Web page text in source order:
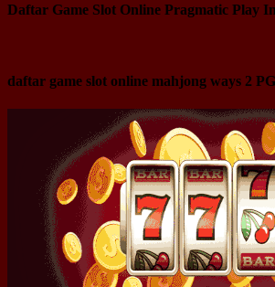
Daftar Game Slot Online Pragmatic Play
daftar game slot online mahjong ways 2